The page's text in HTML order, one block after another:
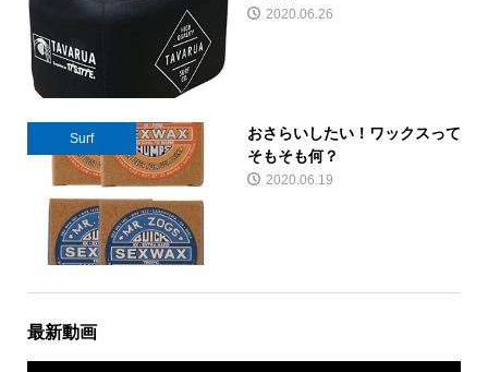
2020.06.26
Surf
おさらいしたい！ワックスって
そもそも何？
2020.06.19
最新動画